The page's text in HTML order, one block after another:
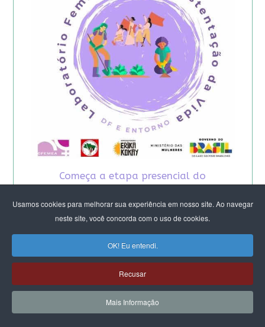
Usamos cookies para melhorar sua experiência em nosso site. Ao navegar
neste site, você concorda com o uso de cookies.
OK! Eu entendi.
Recusar
Mais Informação
Começa a etapa presencial do
2026